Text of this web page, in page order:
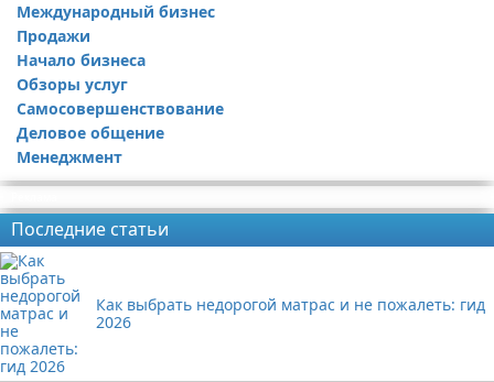
Международный бизнес
Продажи
Начало бизнеса
Обзоры услуг
Самосовершенствование
Деловое общение
Менеджмент
Последние статьи
Как выбрать недорогой матрас и не пожалеть: гид
2026